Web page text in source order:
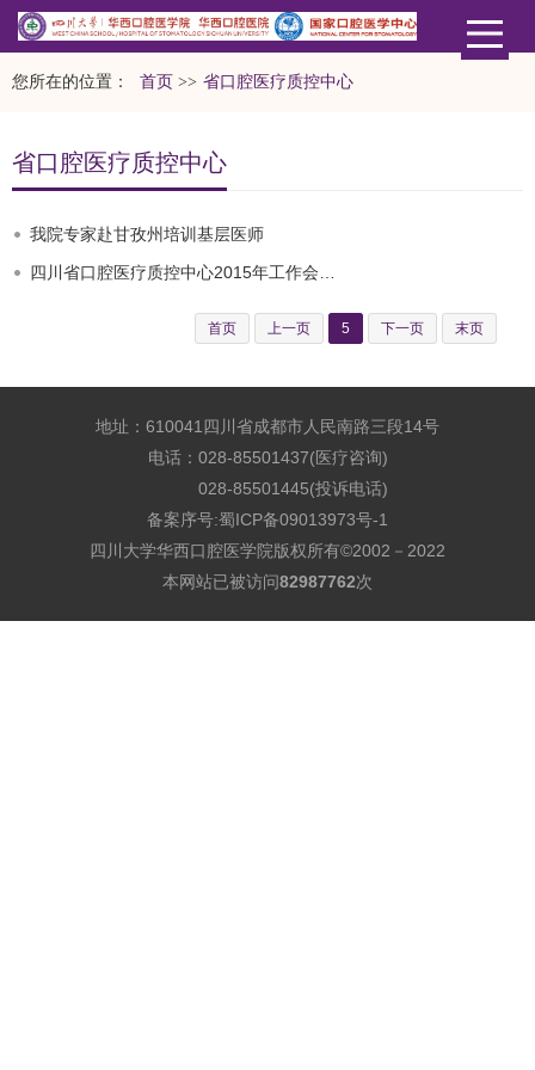
您所在的位置： 首页 >> 省口腔医疗质控中心
省口腔医疗质控中心
我院专家赴甘孜州培训基层医师
首页 上一页 5 下一页 末页
地址：610041四川省成都市人民南路三段14号
电话：028-85501437(医疗咨询)
028-85501445(投诉电话)
备案序号:蜀ICP备09013973号-1
四川大学华西口腔医学院版权所有©2002－2022
本网站已被访问82987762次